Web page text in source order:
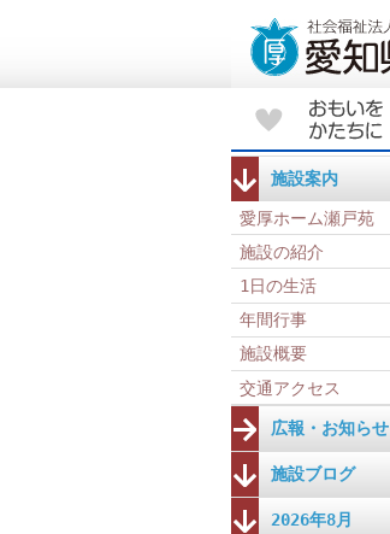
施設案内
愛厚ホーム瀬戸苑
施設の紹介
1日の生活
年間行事
施設概要
交通アクセス
広報・お知らせ
施設ブログ
2026年8月